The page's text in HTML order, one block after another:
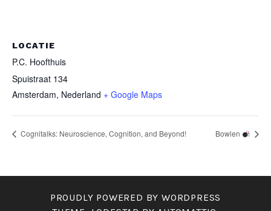
LOCATIE
P.C. Hoofthuis
Spuistraat 134
Amsterdam, Nederland + Google Maps
Cognitalks: Neuroscience, Cognition, and Beyond! Bowlen
PROUDLY POWERED BY WORDPRESS